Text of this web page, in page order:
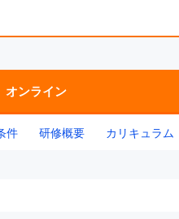
オンライン
件 研修概要 カリキュラム